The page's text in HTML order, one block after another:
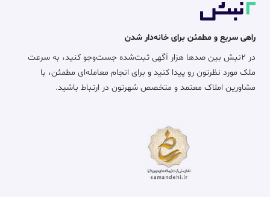
راهی سریع و مطمئن برای خانه‌دار شدن
در ۲نبش بین صدها هزار آگهی ثبت‌شده جست‌وجو کنید، به سرعت
ملک مورد نظرتون رو پیدا کنید و برای انجام معامله‌ای مطمئن، با
مشاورین املاک معتمد و متخصص شهرتون در ارتباط باشید.